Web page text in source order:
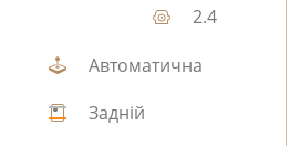
2.4
Автоматична
Задній